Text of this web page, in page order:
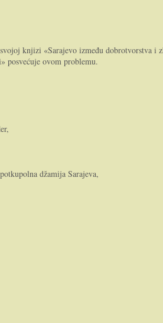
knjizi «Sarajevo između dobrotvorstva i
posvećuje ovom problemu.
džamija Sarajeva,